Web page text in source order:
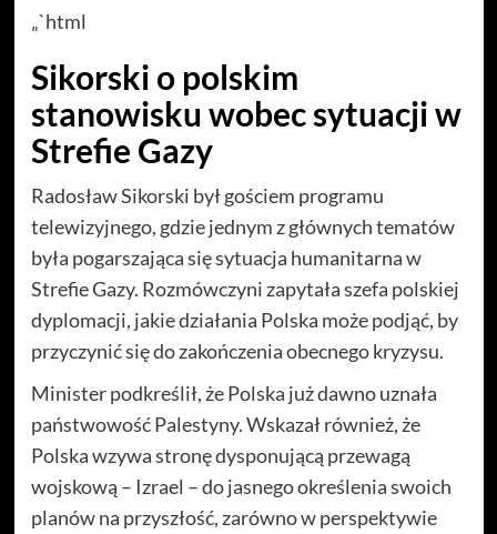
„`html
Sikorski o polskim
stanowisku wobec sytuacji w
Strefie Gazy
Radosław Sikorski był gościem programu
telewizyjnego, gdzie jednym z głównych tematów
była pogarszająca się sytuacja humanitarna w
Strefie Gazy. Rozmówczyni zapytała szefa polskiej
dyplomacji, jakie działania Polska może podjąć, by
przyczynić się do zakończenia obecnego kryzysu.
Minister podkreślił, że Polska już dawno uznała
państwowość Palestyny. Wskazał również, że
Polska wzywa stronę dysponującą przewagą
wojskową – Izrael – do jasnego określenia swoich
planów na przyszłość, zarówno w perspektywie